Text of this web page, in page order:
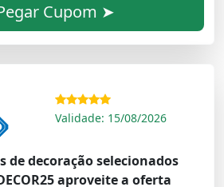
Cupom ➤
Validade: 15/08/2026
de decoração selecionados
aproveite a oferta